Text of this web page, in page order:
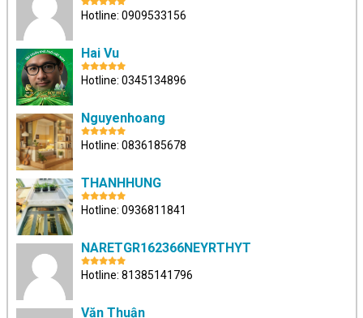
Hotline: 0909533156
Hai Vu
Hotline: 0345134896
Nguyenhoang
Hotline: 0836185678
THANHHUNG
Hotline: 0936811841
NARETGR162366NEYRTHYT
Hotline: 81385141796
Văn Thuận